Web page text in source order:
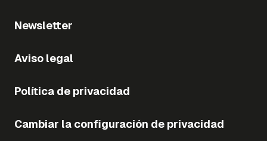
Newsletter
Aviso legal
Política de privacidad
Cambiar la configuración de privacidad